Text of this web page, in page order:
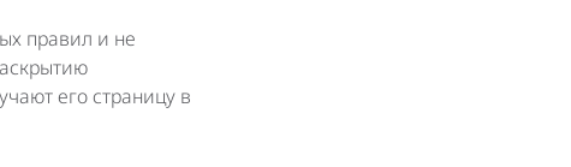
правил и не
его страницу в